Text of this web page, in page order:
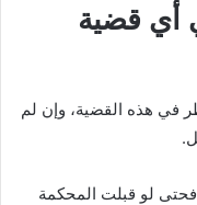
أي قضية
في هذه القضية، وإن لم
فحتى لو قبلت المحكمة